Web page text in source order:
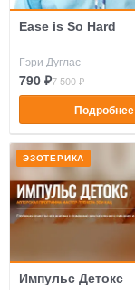
Ease is So Hard
Гэри Дуглас
790 ₽7 500 ₽
Подробнее
ЭЗОТЕРИКА
Импульс Детокс